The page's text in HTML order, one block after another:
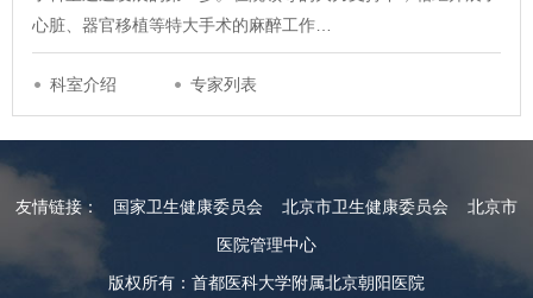
心脏、器官移植等特大手术的麻醉工作…
科室介绍 专家列表
友情链接： 国家卫生健康委员会 北京市卫生健康委员会
北京市
医院管理中心
版权所有：首都医科大学附属北京朝阳医院